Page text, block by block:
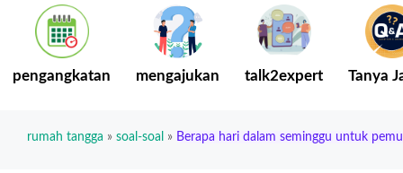
pengangkatan mengajukan talk2expert Tanya
rumah tangga » soal-soal » Berapa hari dalam seminggu untuk